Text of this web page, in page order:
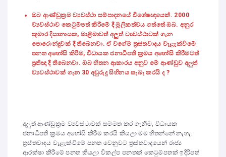
ඔබ ආණ්ඩුක්‍රම ව්‍යවස්ථා සම්පාදනයේ විශේෂඥයෙක්. 2000
ව්‍යවස්ථාව කෙටුම්පත් කිරීමේ දී මූලිකත්වය ගත්තේ ඔබ. අනුර
කුමාර දිසානායක, මාළිමාවත් අලුත් ව්‍යවස්ථාවක් ගැන
පොරොන්දුවක් දී තිබෙනවා. ඒ වගේම ත්‍රස්තවාදය වැළැක්වීමේ
පනත අහෝසි කිරීම, විධායක ජනාධිපති ක්‍රමය අහෝසි කිරීමටත්
ප්‍රතිඥා දී තිබෙනවා. ඔබ හිතන ආකාරය අනුව මේ ආණ්ඩුව අලුත්
ව්‍යවස්ථාවක් ගැන 30 අවුරුදු සිහිනය සැබෑ කරයි ද ?
අලුත් ආණ්ඩුක්‍රම ව්‍යවස්ථාවක් සම්මත කර ගැනීම, විධායක
ජනාධිපති ක්‍රමය අහෝසි කිරීම කරයි කියලා මම හිතන්නේ නැහැ.
ත්‍රස්තවාදය වැළැක්වීමේ පනත වෙනුවට ත්‍රස්තවාදයෙන් රාජ්‍ය
ආරක්ෂා කිරීමේ පනත කියලා විකල්ප පනතක් කෙටුම්පතක් ඉදිරිපත්